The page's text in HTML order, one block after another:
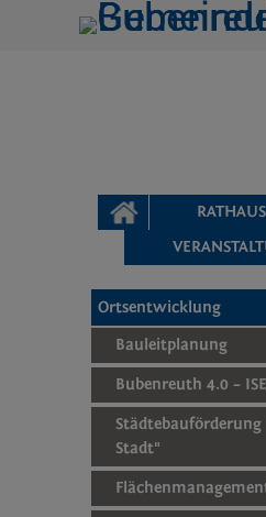
zur Navigationoderzur
STARTSEITE
Ortsentwicklung
Bauleitplanung
Bubenreuth 4.0 –
Städtebauförderung
Stadt"